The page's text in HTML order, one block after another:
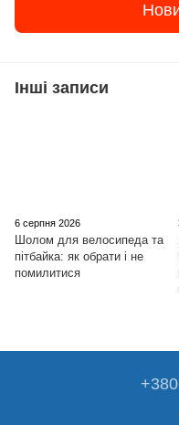
Інші записи
6 серпня 2026
Шолом для велосипеда та
пітбайка: як обрати і не
помилитися